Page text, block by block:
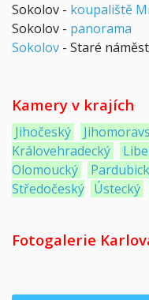
Sokolov - koupaliště
Sokolov - panorama
Sokolov - Staré
Kamery v krajích
Jihočeský
Královehradecký
Olomoucký
Středočeský Ústecký
Fotogalerie